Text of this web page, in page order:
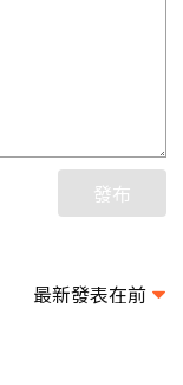
發布
最新發表在前